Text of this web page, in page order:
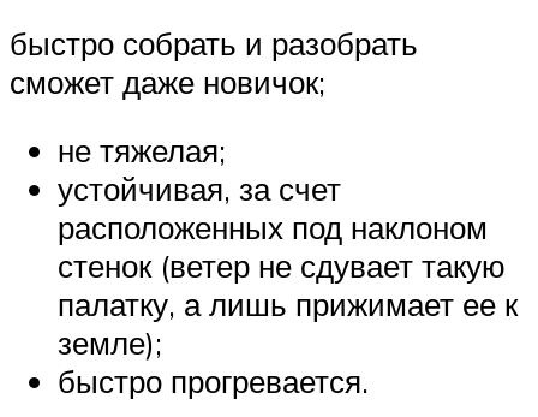
быстро собрать и разобрать
сможет даже новичок;
не тяжелая;
устойчивая, за счет
расположенных под наклоном
стенок (ветер не сдувает такую
палатку, а лишь прижимает ее к
земле);
быстро прогревается.